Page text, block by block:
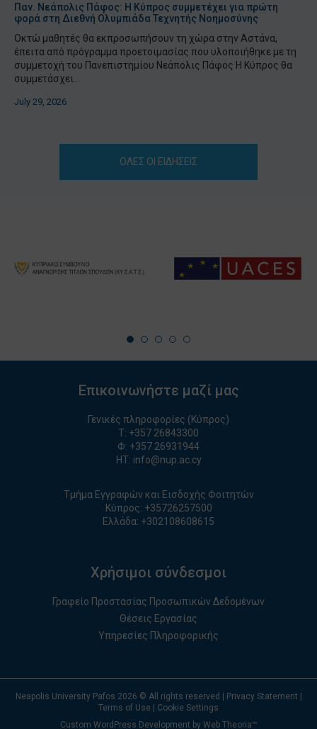
Παν. Νεάπολις Πάφος: Η Κύπρος συμμετέχει για πρώτη
φορά στη Διεθνή Ολυμπιάδα Τεχνητής Νοημοσύνης
Οκτώ μαθητές θα εκπροσωπήσουν τη χώρα στην Αστάνα,
έπειτα από πρόγραμμα προετοιμασίας που υλοποιήθηκε με τη
συμμετοχή του Πανεπιστημίου Νεάπολις Πάφος Η Κύπρος θα
συμμετάσχει...
July 29, 2026
ΟΛΕΣ ΟΙ ΕΙΔΗΣΕΙΣ
Επικοινωνήστε μαζί μας
Γενικές πληροφορίες (Κύπρος)
T: +357 26843300
Φ: +357 26931944
ΗΤ: info@nup.ac.cy
Τμήμα Εγγραφών και Εισδοχής Φοιτητών
Κύπρος: +35726257500
Ελλάδα: +30210860861 5
Χρήσιμοι σύνδεσμοι
Γραφείο Προστασίας Προσωπικών Δεδομένων
Θέσεις Εργασίας
Υπηρεσίες Πληροφορικής
Neapolis University Pafos 2026 © All rights reserved | Privacy Statement
Terms of Use
Cookie Settings
Custom WordPress Development by Web Theoria™